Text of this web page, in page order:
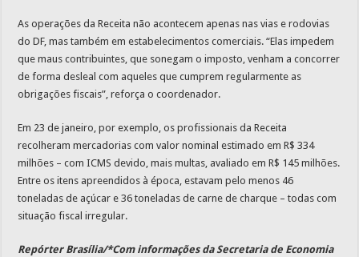
As operações da Receita não acontecem apenas nas vias e rodovias
do DF, mas também em estabelecimentos comerciais. “Elas impedem
que maus contribuintes, que sonegam o imposto, venham a concorrer
de forma desleal com aqueles que cumprem regularmente as
obrigações fiscais”, reforça o coordenador.
Em 23 de janeiro, por exemplo, os profissionais da Receita
recolheram mercadorias com valor nominal estimado em R$ 334
milhões – com ICMS devido, mais multas, avaliado em R$ 145 milhões.
Entre os itens apreendidos à época, estavam pelo menos 46
toneladas de açúcar e 36 toneladas de carne de charque – todas com
situação fiscal irregular.
Repórter Brasília/*Com informações da Secretaria de Economia